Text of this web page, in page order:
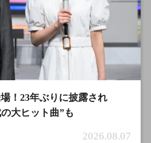
！23年ぶりに披露され
大ヒット曲”も
2026.08.07